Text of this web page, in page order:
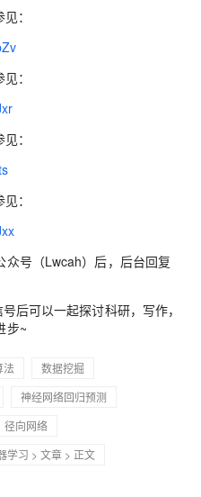
：
：
：
：
众号（Lwcah）后，后台回复
后可以一起探讨科研，写作，
步~
法
数据挖掘
神经网络回归预测
径向网络
学习 > 文章 > 正文